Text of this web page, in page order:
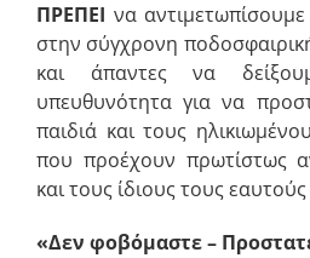
ΠΡΕΠΕΙ να
στην σύγχρονη
και άπαντες να
υπευθυνότητα για να
παιδιά και τους
που προέχουν πρωτίστως
και τους ίδιους τους
«Δεν φοβόμαστε –